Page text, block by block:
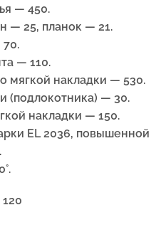
— 450.
— 25, планок — 21.
— 110.
мягкой накладки — 530.
(подлокотника) — 30.
накладки — 150.
EL 2036, повышенной